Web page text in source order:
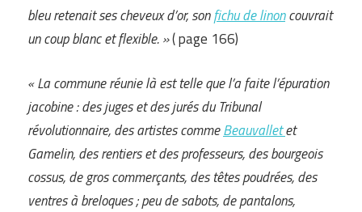
bleu retenait ses cheveux d’or, sonfichu de linoncouvrait
un coup blanc et flexible. »( page 166)
« La commune réunie là est telle que l’a faite l’épuration
jacobine : des juges et des jurés du Tribunal
révolutionnaire, des artistes commeBeauvalletet
Gamelin, des rentiers et des professeurs, des bourgeois
cossus, de gros commerçants, des têtes poudrées, des
ventres à breloques ; peu de sabots, de pantalons,